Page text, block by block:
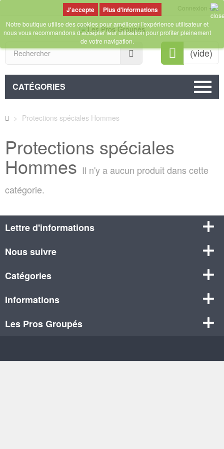
Connexion
Rechercher (vide)
CATÉGORIES
Plus d'informations
Notre boutique utilise des cookies pour améliorer l'expérience utilisateur et
nous vous recommandons d'accepter leur utilisation pour profiter pleinement
de votre navigation.
> Protections spéciales Hommes
Protections spéciales
Hommes Il n'y a aucun produit dans cette
catégorie.
Lettre d'informations
Nous suivre
Catégories
Informations
Les Pros Groupés